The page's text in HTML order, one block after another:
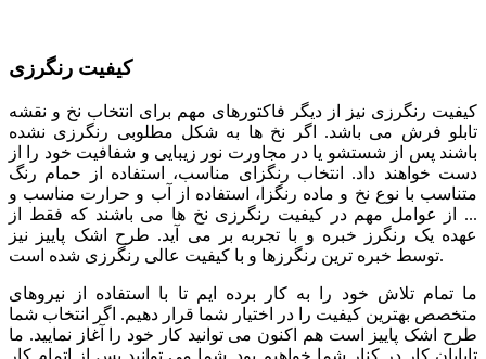
کیفیت رنگرزی
کیفیت رنگرزی نیز از دیگر فاکتورهای مهم برای انتخاب نخ و نقشه
تابلو فرش می باشد. اگر نخ ها به شکل مطلوبی رنگرزی نشده
باشند پس از شستشو یا در مجاورت نور زیبایی و شفافیت خود را از
دست خواهند داد. انتخاب رنگزای مناسب، استفاده از حمام رنگ
متناسب با نوع نخ و ماده رنگزا، استفاده از آب و حرارت مناسب و
... از عوامل مهم در کیفیت رنگرزی نخ ها می باشند که فقط از
عهده یک رنگرز خبره و با تجربه بر می آید. طرح اشک پاییز نیز
توسط خبره ترین رنگرزها و با کیفیت عالی رنگرزی شده است.
ما تمام تلاش خود را به کار برده ایم تا با استفاده از نیروهای
متخصص بهترین کیفیت را در اختیار شما قرار دهیم. اگر انتخاب شما
طرح اشک پاییز است هم اکنون می توانید کار خود را آغاز نمایید. ما
تاپایان کار در کنار شما خواهیم بود. شما می توانید پس از اتمام کار